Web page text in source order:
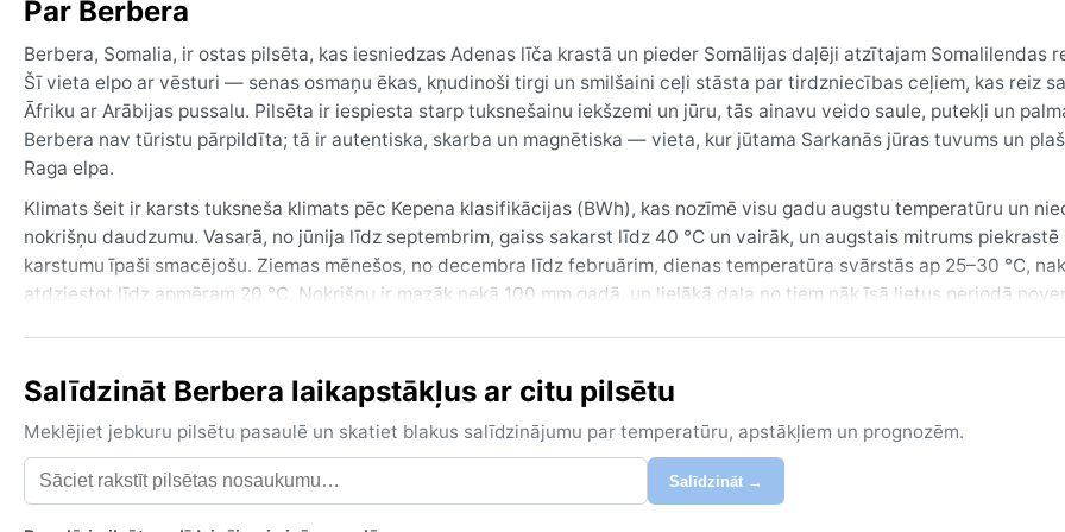
Par Berbera
Berbera, Somalia, ir ostas pilsēta, kas iesniedzas Adenas līča krastā un pieder Somālijas daļēji atzītajam Somalilendas
Šī vieta elpo ar vēsturi — senas osmaņu ēkas, kņudinoši tirgi un smilšaini ceļi stāsta par tirdzniecības ceļiem, kas reiz
Āfriku ar Arābijas pussalu. Pilsēta ir iespiesta starp tuksnešainu iekšzemi un jūru, tās ainavu veido saule, putekļi un
Berbera nav tūristu pārpildīta; tā ir autentiska, skarba un magnētiska — vieta, kur jūtama Sarkanās jūras tuvums un
Raga elpa.
Klimats šeit ir karsts tuksneša klimats pēc Kepena klasifikācijas (BWh), kas nozīmē visu gadu augstu temperatūru un
nokrišņu daudzumu. Vasarā, no jūnija līdz septembrim, gaiss sakarst līdz 40 °C un vairāk, un augstais mitrums piekrastē
karstumu īpaši smacējošu. Ziemas mēnešos, no decembra līdz februārim, dienas temperatūra svārstās ap 25–30 °C,
atdziestot līdz apmēram 20 °C. Nokrišņu ir mazāk nekā 100 mm gadā, un lielākā daļa no tiem nāk īsā lietus periodā
Vislabākais laiks apmeklējumam ir no novembra līdz februārim, kad karstums ir vismazāk nospiedošs un jūras vēsmas
nelielu atvieglojumu. Šajā laikā arī ir lielāka varbūtība uz nelielu lietu, kas atsvaidzina gaisu. Berberā nav ciklonu vai
taču reizēm no iekšzemes ieplūst putekļu vētras — tā sauktie habūbi —, kas uz stundām pazemina redzamību un pārklāj
smilšu kārtu. Lietus sezona ir īsa un neuzticama, bet tā atdzīvina tuksnesi. Kopumā Berbera ir vieta, kur saule dominē
gadalaikos, un ceļotājam jābūt gatavam uz ekstrēmo sausumu un karstumu.
Salīdzināt Berbera laikapstākļus ar citu pilsētu
Meklējiet jebkuru pilsētu pasaulē un skatiet blakus salīdzinājumu par temperatūru, apstākļiem un prognozēm.
Salīdzināt →